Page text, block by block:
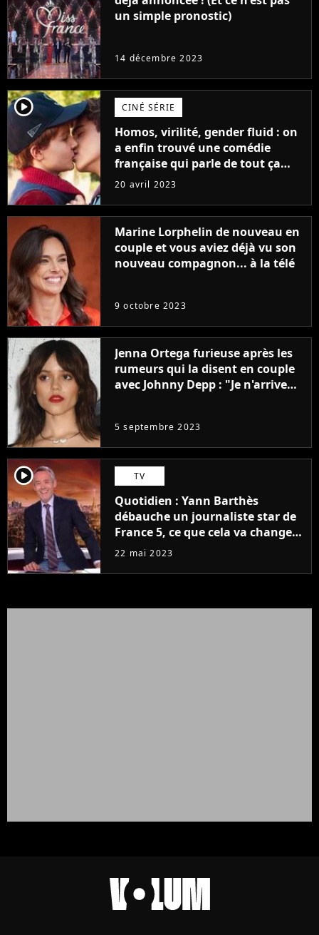
un simple pronostic)
14 décembre 2023
player2 CINÉ SÉRIE
Homos, virilité, gender fluid : on
a enfin trouvé une comédie
française qui parle de tout ça
sans être super ringarde
20 avril 2023
Marine Lorphelin de nouveau en
couple et vous aviez déjà vu son
nouveau compagnon... à la télé
9 octobre 2023
Jenna Ortega furieuse après les
rumeurs qui la disent en couple
avec Johnny Depp : "Je n'arrive
5 septembre 2023
player2 TV
Quotidien : Yann Barthès
débauche un journaliste star de
France 5, ce que cela va changer
à la rentrée
22 mai 2023